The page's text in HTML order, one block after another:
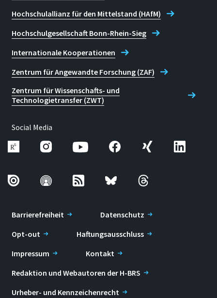
Hochschulallianz für den Mittelstand (HAfM)
Hochschulgesellschaft Bonn-Rhein-Sieg
Internationale Kooperationen
Zentrum für Angewandte Forschung (ZAF)
Zentrum für Wissenschafts- und
Technologietransfer (ZWT)
Social Media
Barrierefreiheit
Datenschutz
Opt-out
Haftungsausschluss
Impressum
Kontakt
Redaktion und Webautoren der H-BRS
Urheber- und Kennzeichenrecht